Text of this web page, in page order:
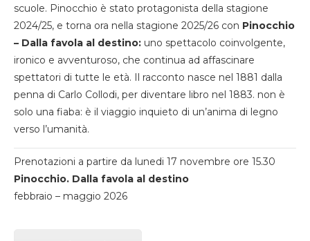
scuole. Pinocchio è stato protagonista della stagione
2024/25, e torna ora nella stagione 2025/26 con Pinocchio
– Dalla favola al destino: uno spettacolo coinvolgente,
ironico e avventuroso, che continua ad affascinare
spettatori di tutte le età. Il racconto nasce nel 1881 dalla
penna di Carlo Collodi, per diventare libro nel 1883. non è
solo una fiaba: è il viaggio inquieto di un’anima di legno
verso l’umanità.
Prenotazioni a partire da lunedi 17 novembre ore 15.30
Pinocchio. Dalla favola al destino
febbraio – maggio 2026